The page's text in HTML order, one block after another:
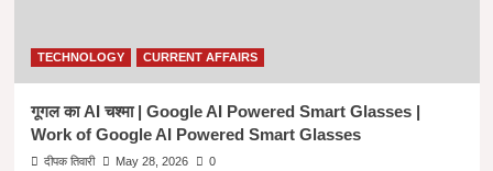
TECHNOLOGY CURRENT AFFAIRS
गूगल का AI चश्मा | Google AI Powered Smart Glasses |
Work of Google AI Powered Smart Glasses
दीपक तिवारी May 28, 2026 0